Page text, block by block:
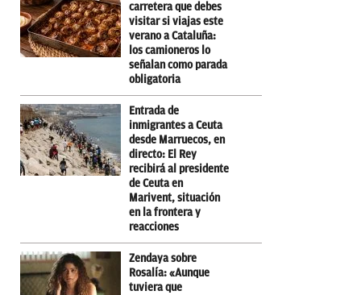
carretera que debes
visitar si viajas este
verano a Cataluña:
los camioneros lo
señalan como parada
obligatoria
Entrada de
inmigrantes a Ceuta
desde Marruecos, en
directo: El Rey
recibirá al presidente
de Ceuta en
Marivent, situación
en la frontera y
reacciones
Zendaya sobre
Rosalía: «Aunque
tuviera que